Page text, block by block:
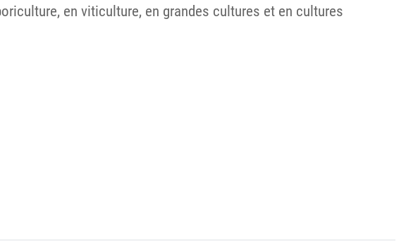
en viticulture, en grandes cultures et en cultures